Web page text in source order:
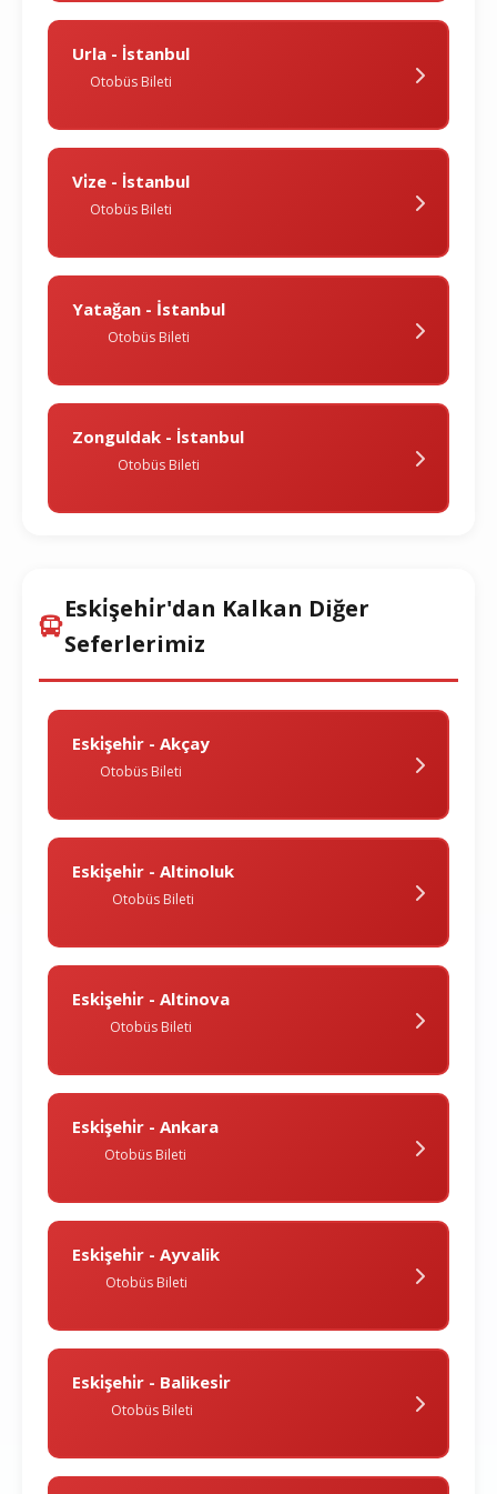
Urla - İstanbul
Otobüs Bileti
Vi̇ze - İstanbul
Otobüs Bileti
Yatağan - İstanbul
Otobüs Bileti
Zonguldak - İstanbul
Otobüs Bileti
Eski̇şehi̇r'dan Kalkan Diğer
Seferlerimiz
Eski̇şehi̇r - Akçay
Otobüs Bileti
Eski̇şehi̇r - Altinoluk
Otobüs Bileti
Eski̇şehi̇r - Altinova
Otobüs Bileti
Eski̇şehi̇r - Ankara
Otobüs Bileti
Eski̇şehi̇r - Ayvalik
Otobüs Bileti
Eski̇şehi̇r - Balikesi̇r
Otobüs Bileti